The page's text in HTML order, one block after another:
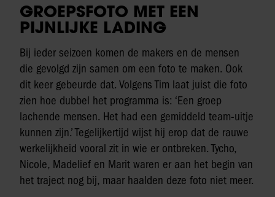
GROEPSFOTO MET EEN
PIJNLIJKE LADING
Bij ieder seizoen komen de makers en de mensen
die gevolgd zijn samen om een foto te maken. Ook
dit keer gebeurde dat. Volgens Tim laat juist die foto
zien hoe dubbel het programma is: ‘Een groep
lachende mensen. Het had een gemiddeld team-uitje
kunnen zijn.’ Tegelijkertijd wijst hij erop dat de rauwe
werkelijkheid vooral zit in wie er ontbreken. Tycho,
Nicole, Madelief en Marit waren er aan het begin van
het traject nog bij, maar haalden deze foto niet meer.